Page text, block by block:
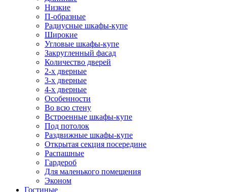
Низкие
П-образные
Радиусные шкафы-купе
Широкие
Угловые шкафы-купе
Закругленный фасад
Количество дверей
2-х дверные
3-х дверные
4-х дверные
Особенности
Во всю стену
Встроенные шкафы-купе
Под потолок
Раздвижные шкафы-купе
Открытая секция посередине
Распашные
Гардероб
Для маленького помещения
Эконом
Гостиные